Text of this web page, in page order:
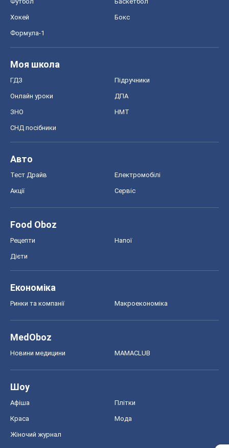
Хокей Бокс
Формула-1
Моя школа
ГДЗ Підручники
Онлайн уроки ДПА
ЗНО НМТ
СНД посібники
Авто
Тест Драйв Електромобілі
Акції Сервіс
Food Oboz
Рецепти Напої
Дієти
Економіка
Ринки та компанії Макроекономіка
MedOboz
Новини медицини MAMACLUB
Шоу
Афіша Плітки
Краса Мода
Жіночий журнал